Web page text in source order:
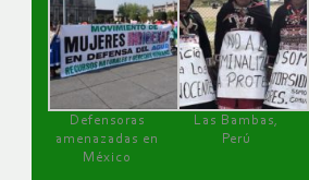
Defensoras
amenazadas en
México
Las Bambas,
Perú